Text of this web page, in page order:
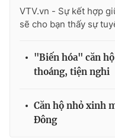
VTV.vn - Sự kết hợp
sẽ cho bạn thấy sự
"Biến hóa" căn
thoáng, tiện nghi
Căn hộ nhỏ xinh
Đông